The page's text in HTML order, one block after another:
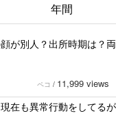
年間
が別人？出所時期は？両
ペコ / 11,999 views
在も異常行動をしてるが